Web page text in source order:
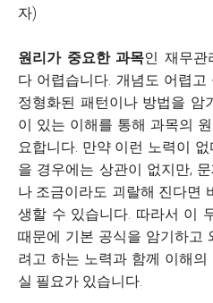
자)
원리가 중요한 과목인 재무관
다 어렵습니다. 개념도 어렵
정형화된 패턴이나 방법을 암
이 있는 이해를 통해 과목의
요합니다. 만약 이런 노력이
을 경우에는 상관이 없지만,
나 조금이라도 괴랄해 진다면
생할 수 있습니다. 따라서 이
때문에 기본 공식을 암기하고
려고 하는 노력과 함께 이해
실 필요가 있습니다.